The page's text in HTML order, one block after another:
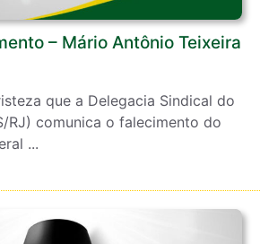
– Mário Antônio Teixeira
que a Delegacia Sindical do
RJ) comunica o falecimento do
...